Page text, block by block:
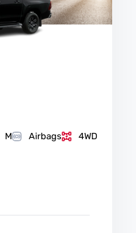
M Airbags 4WD